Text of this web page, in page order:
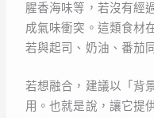
腥香海味等，若沒有經
成氣味衝突。這類食材
若與起司、奶油、番茄
若想融合，建議以「背
用。也就是說，讓它提